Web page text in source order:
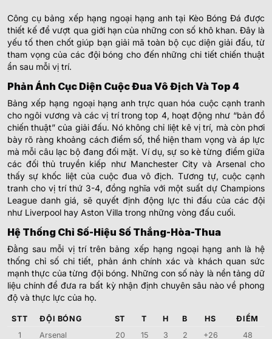
Công cụ bảng xếp hạng ngoại hạng anh tại Kèo Bóng Đá được
thiết kế để vượt qua giới hạn của những con số khô khan. Đây là
yếu tố then chốt giúp bạn giải mã toàn bộ cục diện giải đấu, từ
tham vọng của các đội bóng cho đến những chi tiết chiến thuật
ẩn sau mỗi vị trí.
Phản Ánh Cục Diện Cuộc Đua Vô Địch Và Top 4
Bảng xếp hạng ngoại hạng anh trực quan hóa cuộc cạnh tranh
cho ngôi vương và các vị trí trong top 4, hoạt động như “bản đồ
chiến thuật” của giải đấu. Nó không chỉ liệt kê vị trí, mà còn phơi
bày rõ ràng khoảng cách điểm số, thể hiện tham vọng và áp lực
mà mỗi câu lạc bộ đang đối mặt. Ví dụ, sự so kè từng điểm giữa
các đối thủ truyền kiếp như Manchester City và Arsenal cho
thấy sự khốc liệt của cuộc đua vô địch. Tương tự, cuộc cạnh
tranh cho vị trí thứ 3-4, đồng nghĩa với một suất dự Champions
League danh giá, sẽ quyết định động lực thi đấu của các đội
như Liverpool hay Aston Villa trong những vòng đấu cuối.
Hệ Thống Chỉ Số-Hiệu Số Thắng-Hòa-Thua
Đằng sau mỗi vị trí trên bảng xếp hạng ngoại hạng anh là hệ
thống chỉ số chi tiết, phản ánh chính xác và khách quan sức
mạnh thực của từng đội bóng. Những con số này là nền tảng dữ
liệu chính để đưa ra bất kỳ nhận định chuyên sâu nào về phong
độ và thực lực của họ.
STT ĐỘI BÓNG ST T H B HS
ĐIỂM
1
Arsenal 20 15 3 2 +26
48